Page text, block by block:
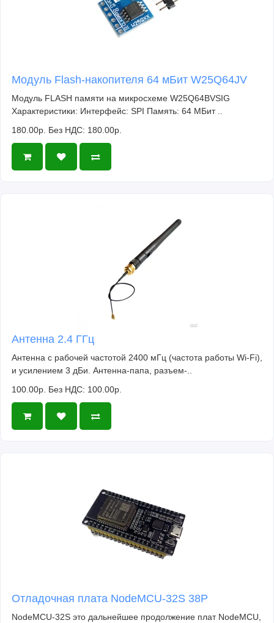
Модуль Flash-накопителя 64 мБит W25Q64JV
Модуль FLASH памяти на микросхеме W25Q64BVSIG
Характеристики: Интерфейс: SPI Память: 64 МБит ..
180.00р. Без НДС: 180.00р.
Антенна 2.4 ГГц
Антенна с рабочей частотой 2400 мГц (частота работы Wi-Fi),
и усилением 3 дБи. Антенна-папа, разъем-..
100.00р. Без НДС: 100.00р.
Отладочная плата NodeMCU-32S 38P
NodeMCU-32S это дальнейшее продолжение плат NodeMCU,